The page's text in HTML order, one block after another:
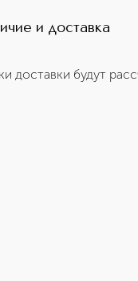
и доставка
доставки будут